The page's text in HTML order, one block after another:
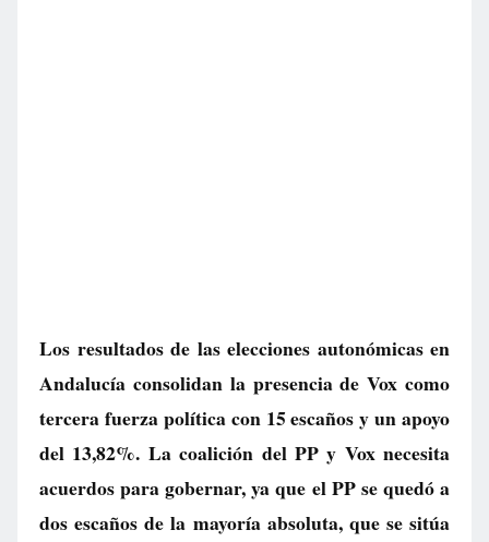
Los resultados de las elecciones autonómicas en
Andalucía consolidan la presencia de Vox como
tercera fuerza política con 15 escaños y un apoyo
del 13,82%. La coalición del PP y Vox necesita
acuerdos para gobernar, ya que el PP se quedó a
dos escaños de la mayoría absoluta, que se sitúa